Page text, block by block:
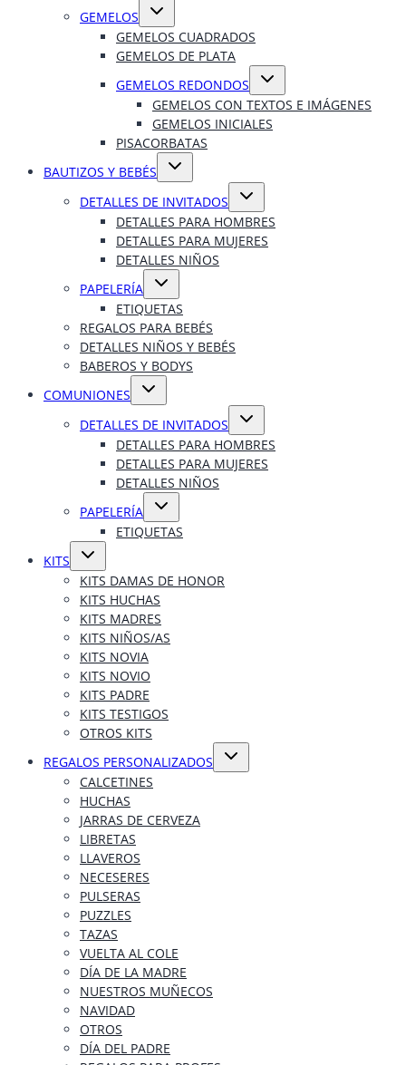
GEMELOS
Alternar
hijo
GEMELOS CUADRADOS
GEMELOS DE PLATA
GEMELOS REDONDOS
Alternar
hijo
GEMELOS CON TEXTOS E IMÁGENES
GEMELOS INICIALES
PISACORBATAS
BAUTIZOS Y BEBÉS
Alternar
DETALLES DE INVITADOS
Alternar
hijo
DETALLES PARA HOMBRES
DETALLES PARA MUJERES
DETALLES NIÑOS
PAPELERÍA
Alternar
hijo
ETIQUETAS
REGALOS PARA BEBÉS
DETALLES NIÑOS Y BEBÉS
BABEROS Y BODYS
COMUNIONES
Alternar
DETALLES DE INVITADOS
Alternar
hijo
DETALLES PARA HOMBRES
DETALLES PARA MUJERES
DETALLES NIÑOS
PAPELERÍA
Alternar
hijo
ETIQUETAS
KITS
Alternar
hijo
KITS DAMAS DE HONOR
KITS HUCHAS
KITS MADRES
KITS NIÑOS/AS
KITS NOVIA
KITS NOVIO
KITS PADRE
KITS TESTIGOS
OTROS KITS
REGALOS PERSONALIZADOS
Alternar
CALCETINES
HUCHAS
JARRAS DE CERVEZA
LIBRETAS
LLAVEROS
NECESERES
PULSERAS
PUZZLES
TAZAS
VUELTA AL COLE
DÍA DE LA MADRE
NUESTROS MUÑECOS
NAVIDAD
OTROS
DÍA DEL PADRE